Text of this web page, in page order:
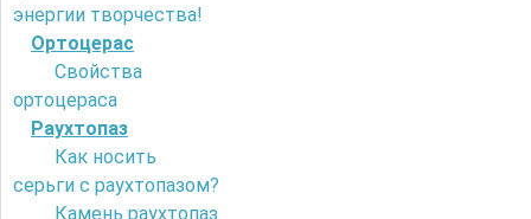
энергии творчества!
Ортоцерас
Свойства
ортоцераса
Раухтопаз
Как носить
серьги с раухтопазом?
Камень раухтопаз